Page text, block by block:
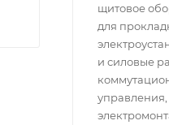
щитовое
для
и силовые